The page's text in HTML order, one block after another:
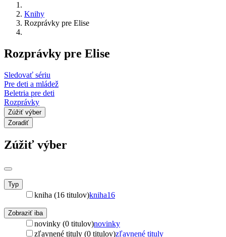
Knihy
Rozprávky pre Elise
Rozprávky pre Elise
Sledovať sériu
Pre deti a mládež
Beletria pre deti
Rozprávky
Zúžiť výber
Zoradiť
Zúžiť výber
Typ
kniha (16 titulov)kniha16
Zobraziť iba
novinky (0 titulov)novinky
zľavnené tituly (0 titulov)zľavnené tituly